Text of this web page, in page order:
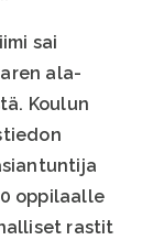
sai
ala-
Koulun
oppilaalle
rastit